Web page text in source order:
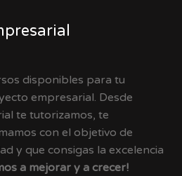
disponibles para tu
empresarial. Desde
te tutorizamos, te
con el objetivo de
y que consigas la excelencia
a mejorar y a crecer!